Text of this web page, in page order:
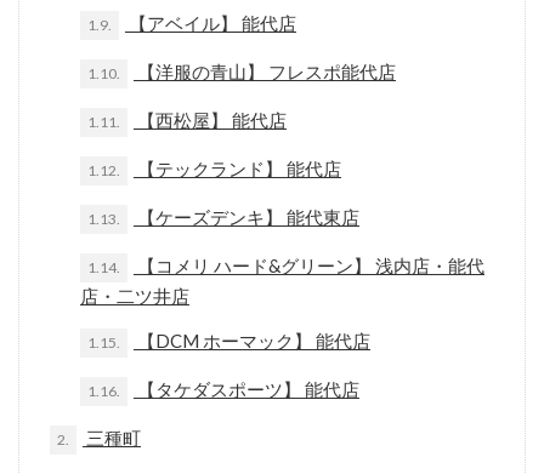
1.9. 【アベイル】 能代店
1.10. 【洋服の青山】 フレスポ能代店
1.11. 【西松屋】 能代店
1.12. 【テックランド】 能代店
1.13. 【ケーズデンキ】 能代東店
1.14.
【コメリ ハード&グリーン】 浅内店・能代
店・二ツ井店
1.15. 【DCM ホーマック】 能代店
1.16. 【タケダスポーツ】 能代店
2. 三種町